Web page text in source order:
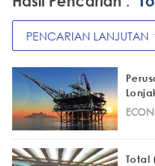
PENCARIAN LANJUTAN
Total